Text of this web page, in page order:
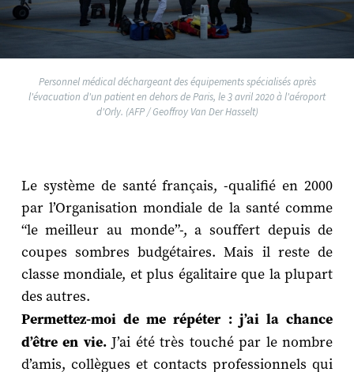
Personnel médical déchargeant des équipements spécialisés après
l'évacuation d'un patient en dehors de Paris, le 3 avril 2020 à l'aéroport
d'Orly. (AFP / Geoffroy Van Der Hasselt)
Le système de santé français, -qualifié en 2000
par l’Organisation mondiale de la santé comme
“le meilleur au monde”-, a souffert depuis de
coupes sombres budgétaires. Mais il reste de
classe mondiale, et plus égalitaire que la plupart
des autres.
Permettez-moi de me répéter : j’ai la chance
d’être en vie.J’ai été très touché par le nombre
d’amis, collègues et contacts professionnels qui